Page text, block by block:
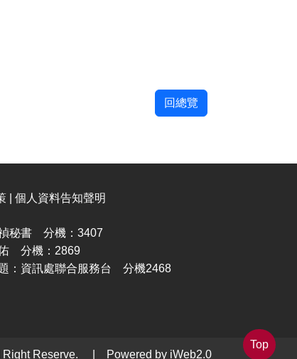
回總覽
| 個人資料告知聲明
秘書 分機：3407
分機：2869
：資訊處聯合服務台 分機2468
Right Reserve. | Powered by iWeb2.0
Top